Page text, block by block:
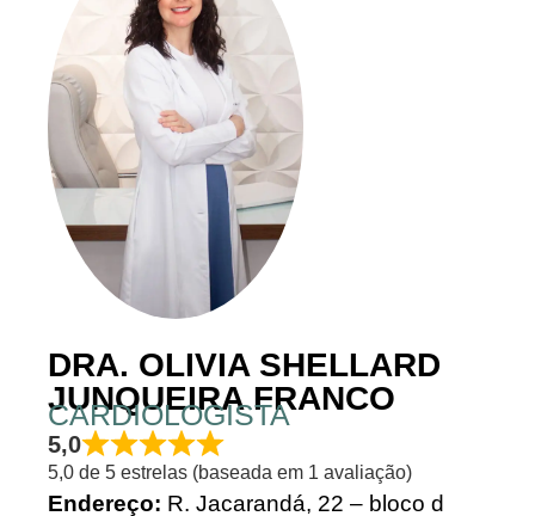
DRA. OLIVIA SHELLARD
JUNQUEIRA FRANCO
CARDIOLOGISTA
5,0
5,0 de 5 estrelas (baseada em 1 avaliação)
Endereço: R. Jacarandá, 22 – bloco d